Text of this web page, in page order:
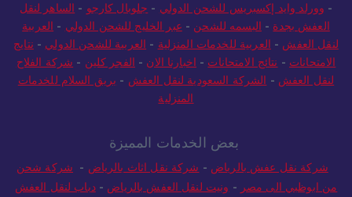
- وورلد وايد إكسبريس للشحن الدولي - جلوبال كارجو - الساهر لنقل
العفش بجدة - البسمه للشحن - عبر الخليج للشحن الدولي - العربية
لنقل العفش - العربية للخدمات المنزلية - العربية للشحن الدولي - نتايج
الامتحانات - نتائج الامتحانات - اخبارنا الان - الفجر كلين - شركة الفلاح
لنقل العفش - الشركة السعودية لنقل العفش - بريق السلام للخدمات
المنزلية
بعض الخدمات المميزة
شركة نقل عفش بالرياض - شركة نقل اثاث بالرياض - شركة شحن
من ابوظبي الى مصر - ونيت لنقل العفش بالرياض -دباب لنقل العفش